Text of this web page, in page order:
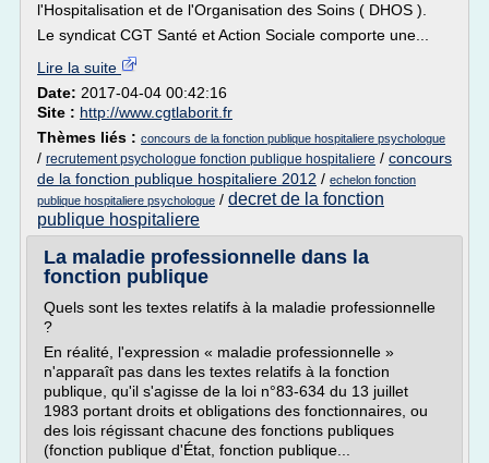
l'Hospitalisation et de l'Organisation des Soins ( DHOS ).
Le syndicat CGT Santé et Action Sociale comporte une...
Lire la suite
Date: 2017-04-04 00:42:16
Site : http://www.cgtlaborit.fr
Thèmes liés : concours de la fonction publique hospitaliere psychologue
/ recrutement psychologue fonction publique hospitaliere / concours
de la fonction publique hospitaliere 2012 / echelon fonction
publique hospitaliere psychologue / decret de la fonction
publique hospitaliere
La maladie professionnelle dans la
fonction publique
Quels sont les textes relatifs à la maladie professionnelle
?
En réalité, l'expression « maladie professionnelle »
n'apparaît pas dans les textes relatifs à la fonction
publique, qu'il s'agisse de la loi n°83-634 du 13 juillet
1983 portant droits et obligations des fonctionnaires, ou
des lois régissant chacune des fonctions publiques
(fonction publique d'État, fonction publique...